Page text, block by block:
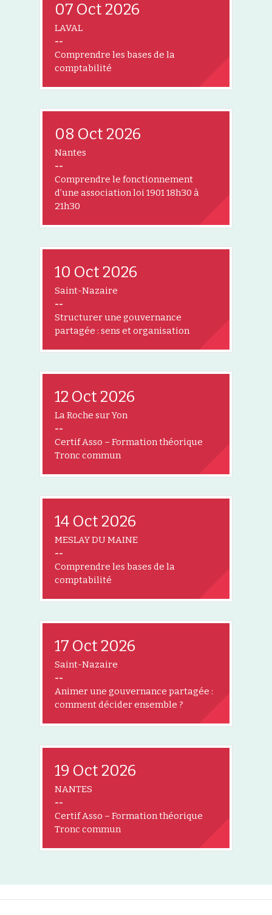
07 Oct 2026
LAVAL
--
Comprendre les bases de la
comptabilité
08 Oct 2026
Nantes
--
Comprendre le fonctionnement
d’une association loi 1901 18h30 à
21h30
10 Oct 2026
Saint-Nazaire
--
Structurer une gouvernance
partagée : sens et organisation
12 Oct 2026
La Roche sur Yon
--
Certif Asso – Formation théorique
Tronc commun
14 Oct 2026
MESLAY DU MAINE
--
Comprendre les bases de la
comptabilité
17 Oct 2026
Saint-Nazaire
--
Animer une gouvernance partagée :
comment décider ensemble ?
19 Oct 2026
NANTES
--
Certif Asso – Formation théorique
Tronc commun